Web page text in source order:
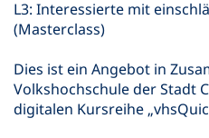
L3: Interessierte mit
(Masterclass)
Dies ist ein Angebot in
Volkshochschule der Stadt
digitalen Kursreihe